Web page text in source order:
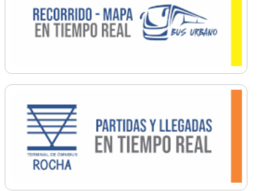
Ordenamiento
Promoción Social
Salud
Secretaría General